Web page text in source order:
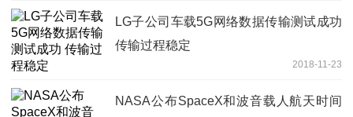
LG子公司车载5G网络数据传输测试成功
传输过程稳定
2018-11-23
NASA公布SpaceX和波音载人航天时间